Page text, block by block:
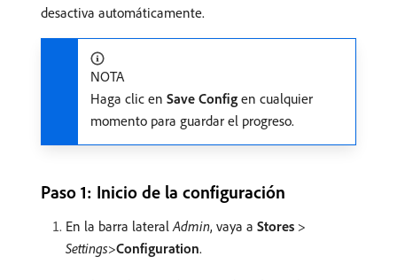
desactiva automáticamente.
NOTA
Haga clic en Save Config en cualquier
momento para guardar el progreso.
Paso 1: Inicio de la configuración
En la barra lateralAdmin, vaya a Stores >
Settings>Configuration.